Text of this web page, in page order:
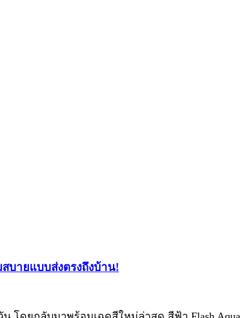
สบายแบบส่งตรงถึงบ้าน!